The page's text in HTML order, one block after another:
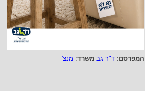
המפרסם: ד"ר גב משרד: מנצ'